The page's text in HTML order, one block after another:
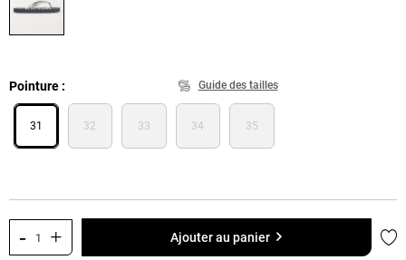
Pointure Guide des tailles
31 32 33 34 35
- + Ajouter au panier